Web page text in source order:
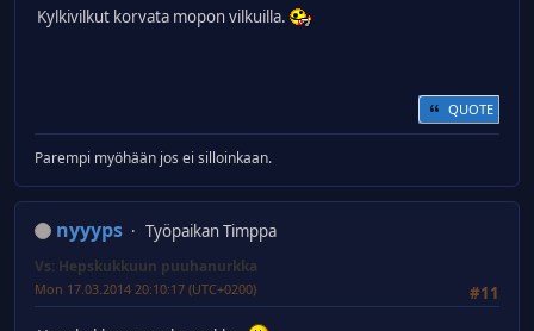
Kylkivilkut korvata mopon vilkuilla.
QUOTE
Parempi myöhään jos ei silloinkaan.
nyyyps Työpaikan Timppa
Vs: Hepskukkuun puuhanurkka
#11
Mon 17.03.2014 20:10:17 (UTC+0200)